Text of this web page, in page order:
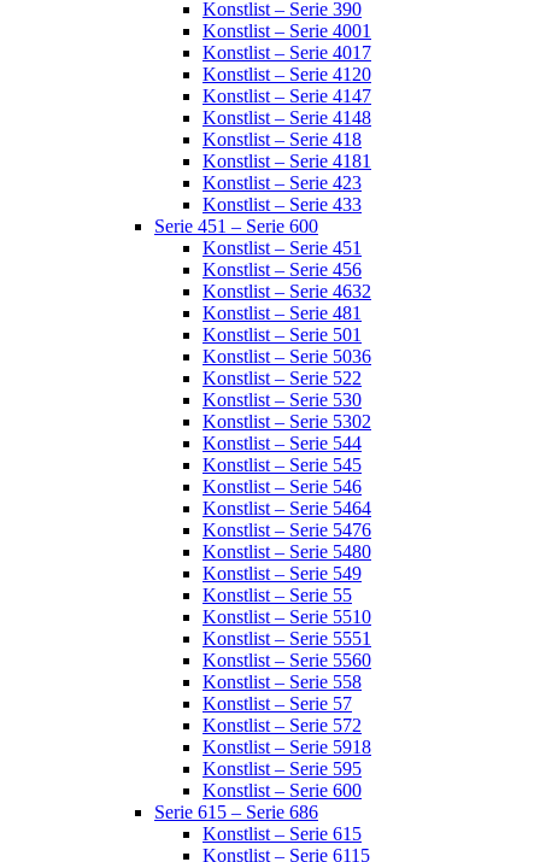
Konstlist – Serie 390
Konstlist – Serie 4001
Konstlist – Serie 4017
Konstlist – Serie 4120
Konstlist – Serie 4147
Konstlist – Serie 4148
Konstlist – Serie 418
Konstlist – Serie 4181
Konstlist – Serie 423
Konstlist – Serie 433
Serie 451 – Serie 600
Konstlist – Serie 451
Konstlist – Serie 456
Konstlist – Serie 4632
Konstlist – Serie 481
Konstlist – Serie 501
Konstlist – Serie 5036
Konstlist – Serie 522
Konstlist – Serie 530
Konstlist – Serie 5302
Konstlist – Serie 544
Konstlist – Serie 545
Konstlist – Serie 546
Konstlist – Serie 5464
Konstlist – Serie 5476
Konstlist – Serie 5480
Konstlist – Serie 549
Konstlist – Serie 55
Konstlist – Serie 5510
Konstlist – Serie 5551
Konstlist – Serie 5560
Konstlist – Serie 558
Konstlist – Serie 57
Konstlist – Serie 572
Konstlist – Serie 5918
Konstlist – Serie 595
Konstlist – Serie 600
Serie 615 – Serie 686
Konstlist – Serie 615
Konstlist – Serie 6115